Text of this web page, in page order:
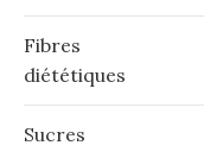
Fibres
diététiques
Sucres